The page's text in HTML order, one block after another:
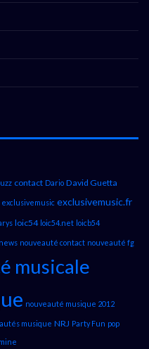
contact Dario David Guetta
exclusivemusic exclusivemusic.fr
loic54 loic54.net loicb54
news nouveauté contact nouveauté fg
musicale
nouveauté musique 2012
musique NRJ Party Fun pop